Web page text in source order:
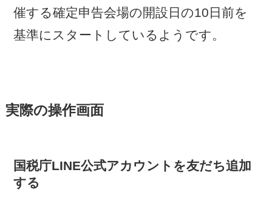
催する確定申告会場の開設日の10日前を
基準にスタートしているようです。
実際の操作画面
国税庁LINE公式アカウントを友だち追加
する